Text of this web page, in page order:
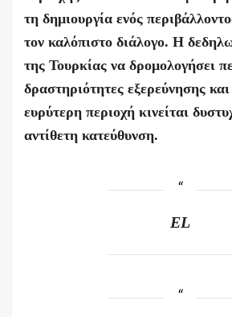
τη δημιουργία ενός
τον καλόπιστο διάλογο. Η
της Τουρκίας να δρομολογήσει
δραστηριότητες εξερεύνησης
ευρύτερη περιοχή κινείται
αντίθετη κατεύθυνση.
EL